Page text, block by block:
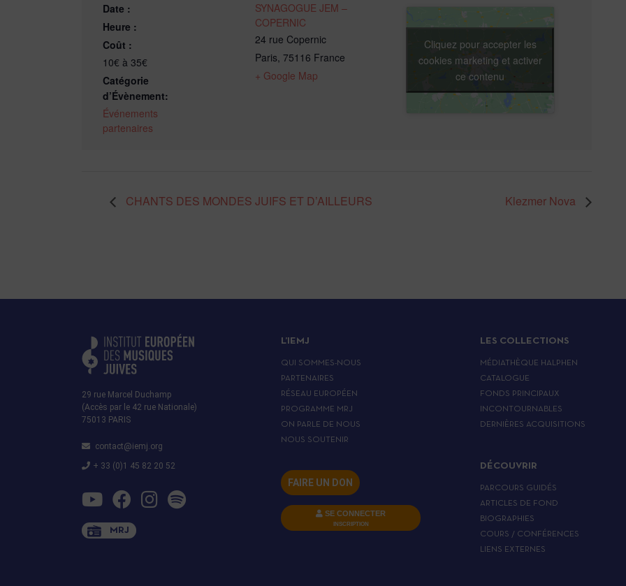
Date :
Heure :
Coût :
10€ à 35€
Catégorie
d’Évènement:
Événements
partenaires
SYNAGOGUE JEM –
COPERNIC
24 rue Copernic
Paris, 75116 France
+ Google Map
Cliquez pour accepter les
cookies marketing et activer
ce contenu
CHANTS DES MONDES JUIFS ET D’AILLEURS Klezmer Nova
29 rue Marcel Duchamp
(Accès par le 42 rue Nationale)
75013 PARIS
contact@iemj.org
+ 33 (0)1 45 82 20 52
MRJ
L’IEMJ
QUI SOMMES-NOUS
PARTENAIRES
RÉSEAU EUROPÉEN
PROGRAMME MRJ
ON PARLE DE NOUS
NOUS SOUTENIR
FAIRE UN DON
SE CONNECTER
INSCRIPTION
LES COLLECTIONS
MÉDIATHÈQUE HALPHEN
CATALOGUE
FONDS PRINCIPAUX
INCONTOURNABLES
DERNIÈRES ACQUISITIONS
DÉCOUVRIR
PARCOURS GUIDÉS
ARTICLES DE FOND
BIOGRAPHIES
COURS / CONFÉRENCES
LIENS EXTERNES